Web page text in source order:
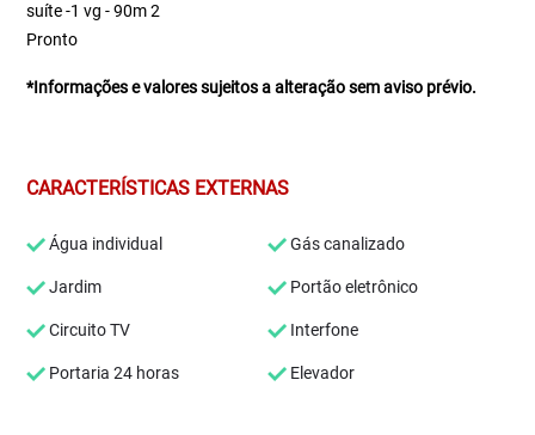
suíte -1 vg - 90m 2
Pronto
*Informações e valores sujeitos a alteração sem aviso prévio.
CARACTERÍSTICAS EXTERNAS
Água individual Gás canalizado
Jardim Portão eletrônico
Circuito TV Interfone
Portaria 24 horas Elevador